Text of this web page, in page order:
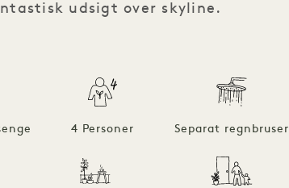
udsigt over skyline.
4 Personer Separat regnbruser